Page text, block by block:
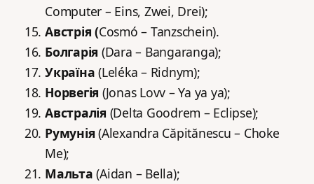
Computer – Eins, Zwei, Drei);
Австрія (Cosmó – Tanzschein).
Болгарія (Dara – Bangaranga);
Україна(Leléka – Ridnym);
Норвегія (Jonas Lovv – Ya ya ya);
Австралія (Delta Goodrem – Eclipse);
Румунія (Alexandra Căpitănescu – Choke
Me);
Мальта (Aidan – Bella);